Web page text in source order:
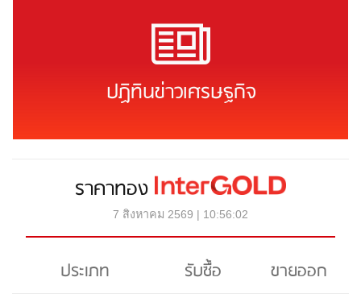
ปฏิทินข่าวเศรษฐกิจ
ราคาทอง
7 สิงหาคม 2569 | 10:56:02
ประเภท รับซื้อ
ขายออก